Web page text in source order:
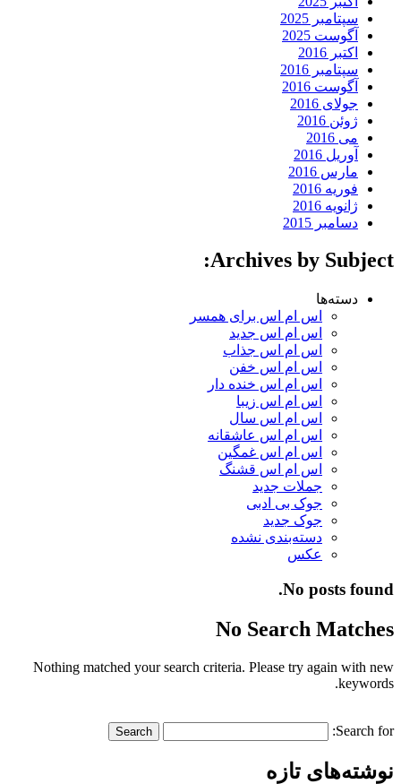
سپتامبر 2025
آگوست 2025
اکتبر 2016
سپتامبر 2016
آگوست 2016
جولای 2016
ژوئن 2016
می 2016
آوریل 2016
مارس 2016
فوریه 2016
ژانویه 2016
دسامبر 2015
Archives by Subject:
دسته‌ها
اس ام اس برای همسر
اس ام اس جدید
اس ام اس جذاب
اس ام اس خفن
اس ام اس خنده دار
اس ام اس زیبا
اس ام اس سال
اس ام اس عاشقانه
اس ام اس غمگین
اس ام اس قشنگ
جملات جدید
جوک بی ادبی
جوک جدید
دسته‌بندی نشده
عکس
No posts found.
No Search Matches
Nothing matched your search criteria. Please try again with new
keywords.
Search for:
نوشته‌های تازه